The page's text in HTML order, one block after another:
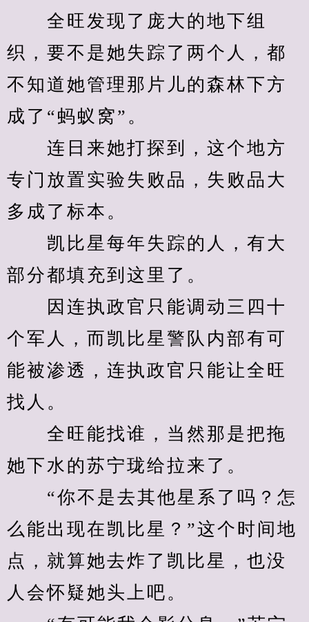
全旺发现了庞大的地下组
织，要不是她失踪了两个人，都
不知道她管理那片儿的森林下方
成了“蚂蚁窝”。
连日来她打探到，这个地方
专门放置实验失败品，失败品大
多成了标本。
凯比星每年失踪的人，有大
部分都填充到这里了。
因连执政官只能调动三四十
个军人，而凯比星警队内部有可
能被渗透，连执政官只能让全旺
找人。
全旺能找谁，当然那是把拖
她下水的苏宁珑给拉来了。
“你不是去其他星系了吗？怎
么能出现在凯比星？”这个时间地
点，就算她去炸了凯比星，也没
人会怀疑她头上吧。